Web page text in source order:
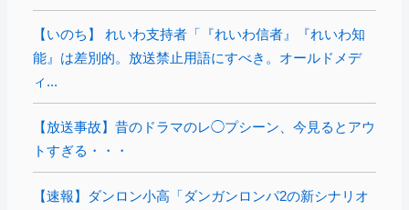
【いのち】 れいわ支持者「『れいわ信者』『れいわ知
能』は差別的。放送禁止用語にすべき。オールドメデ
ィ...
【放送事故】昔のドラマのレ◯プシーン、今見るとアウ
トすぎる・・・
【速報】ダンロン小高「ダンガンロンパ2の新シナリオ